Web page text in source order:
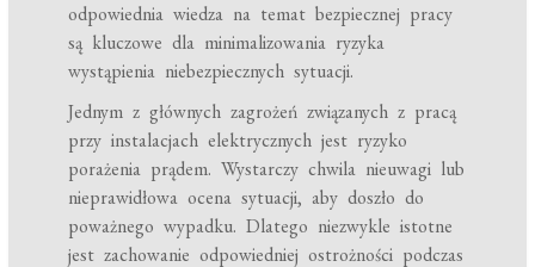
odpowiednia wiedza na temat bezpiecznej pracy
są kluczowe dla minimalizowania ryzyka
wystąpienia niebezpiecznych sytuacji.
Jednym z głównych zagrożeń związanych z pracą
przy instalacjach elektrycznych jest ryzyko
porażenia prądem. Wystarczy chwila nieuwagi lub
nieprawidłowa ocena sytuacji, aby doszło do
poważnego wypadku. Dlatego niezwykle istotne
jest zachowanie odpowiedniej ostrożności podczas